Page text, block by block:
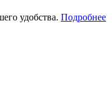
удобства. Подробнее